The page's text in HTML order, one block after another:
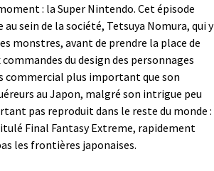
: la Super Nintendo. Cet épisode
sein de la société, Tetsuya Nomura, qui y
monstres, avant de prendre la place de
du design des personnages
commercial plus important que son
au Japon, malgré son intrigue peu
pas reproduit dans le reste du monde :
Final Fantasy Extreme, rapidement
les frontières japonaises.